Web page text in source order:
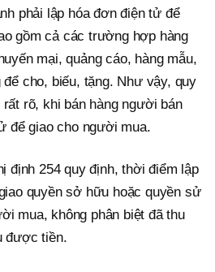
phải lập hóa đơn điện tử để
gồm cả các trường hợp hàng
mại, quảng cáo, hàng mẫu,
để cho, biếu, tặng. Như vậy, quy
rõ, khi bán hàng người bán
để giao cho người mua.
định 254 quy định, thời điểm lập
quyền sở hữu hoặc quyền sử
mua, không phân biệt đã thu
được tiền.